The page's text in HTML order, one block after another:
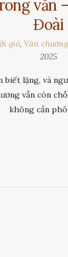
văn
Đoài
gió, Văn
2025
biết lặng, và
vẫn còn
không cần